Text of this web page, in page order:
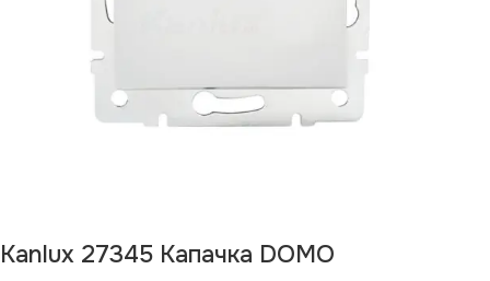
Kanlux 27345 Капачка DOMO